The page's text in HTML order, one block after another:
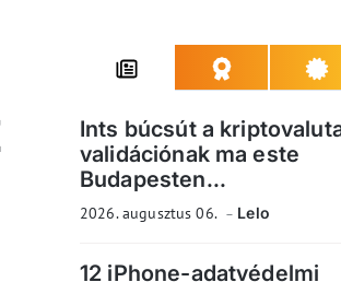
Ints búcsút a
validációnak ma este
Budapesten...
2026. augusztus 06. Lelo
12 iPhone-adatvédelmi